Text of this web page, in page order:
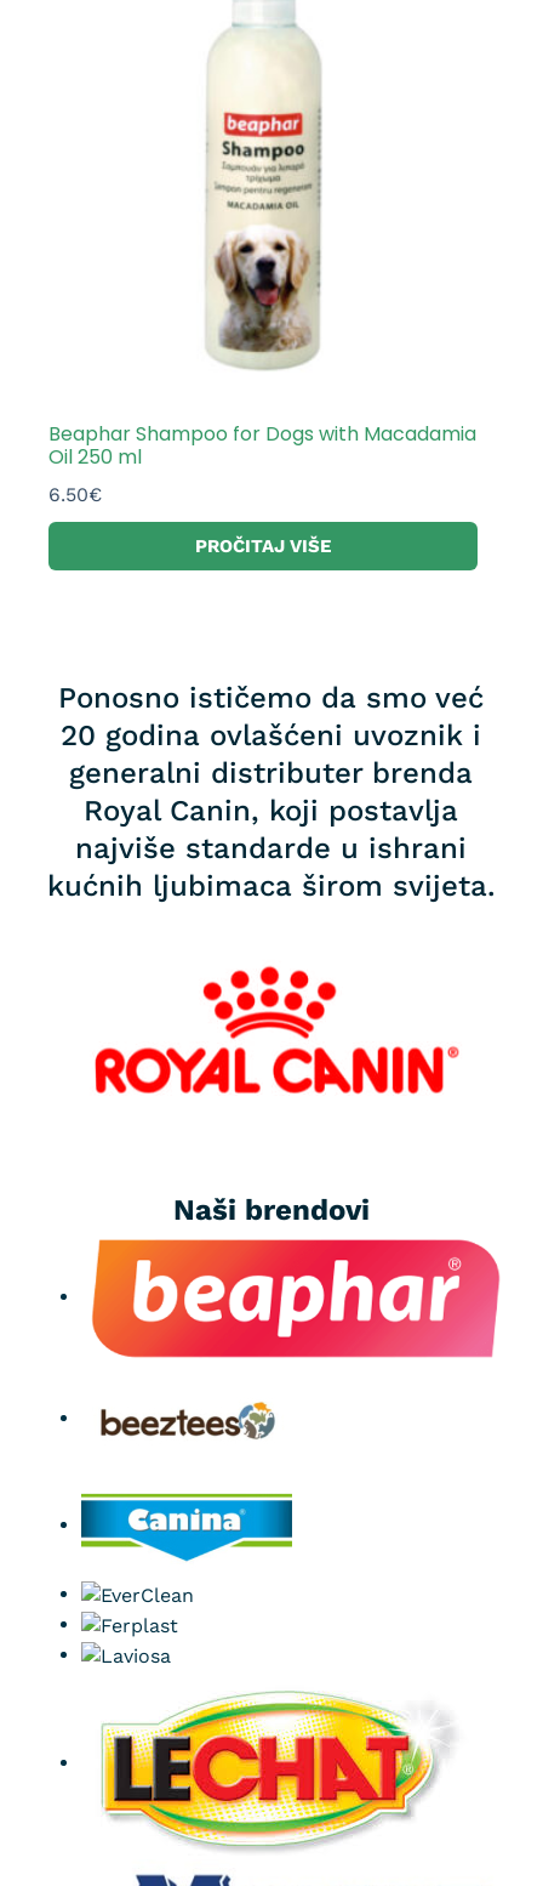
Beaphar Shampoo for Dogs with Macadamia
Oil 250 ml
6.50€
PROČITAJ VIŠE
Ponosno ističemo da smo već
20 godina ovlašćeni uvoznik i
generalni distributer brenda
Royal Canin, koji postavlja
najviše standarde u ishrani
kućnih ljubimaca širom svijeta.
Naši brendovi